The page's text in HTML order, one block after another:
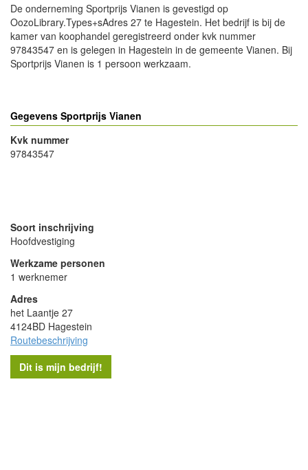
De onderneming Sportprijs Vianen is gevestigd op
OozoLibrary.Types+sAdres 27 te Hagestein. Het bedrijf is bij de
kamer van koophandel geregistreerd onder kvk nummer
97843547 en is gelegen in Hagestein in de gemeente Vianen. Bij
Sportprijs Vianen is 1 persoon werkzaam.
Gegevens Sportprijs Vianen
Kvk nummer
97843547
Soort inschrijving
Hoofdvestiging
Werkzame personen
1 werknemer
Adres
het Laantje 27
4124BD Hagestein
Routebeschrijving